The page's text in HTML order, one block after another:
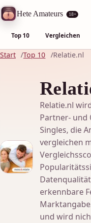
Hete Amateurs 18+
Top 10 Vergleichen
Start Top 10 Relatie.nl
Relatie.nl
Partner- und
Singles, die
vergleichen
erkennbare
und wird